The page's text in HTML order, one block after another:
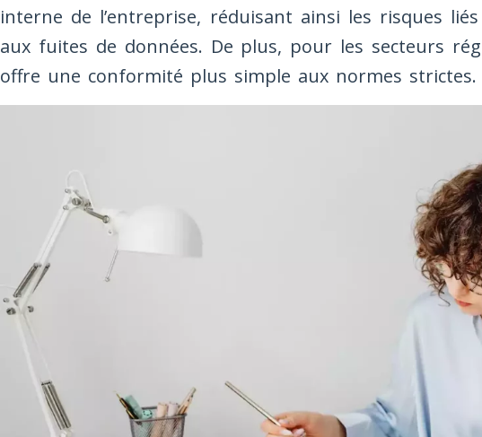
interne de l’entreprise, réduisant ainsi les risques
aux fuites de données. De plus, pour les secteurs
offre une conformité plus simple aux normes strictes.